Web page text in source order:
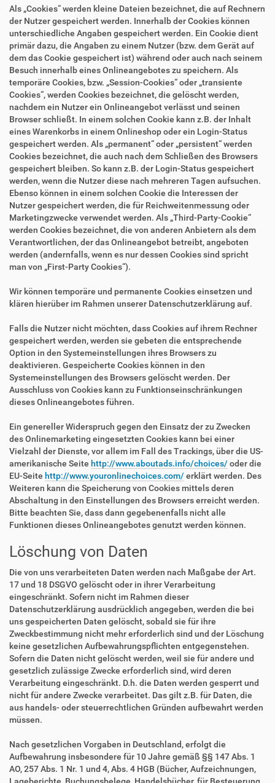
Als „Cookies“ werden kleine Dateien bezeichnet, die auf Rechnern
der Nutzer gespeichert werden. Innerhalb der Cookies können
unterschiedliche Angaben gespeichert werden. Ein Cookie dient
primär dazu, die Angaben zu einem Nutzer (bzw. dem Gerät auf
dem das Cookie gespeichert ist) während oder auch nach seinem
Besuch innerhalb eines Onlineangebotes zu speichern. Als
temporäre Cookies, bzw. „Session-Cookies“ oder „transiente
Cookies“, werden Cookies bezeichnet, die gelöscht werden,
nachdem ein Nutzer ein Onlineangebot verlässt und seinen
Browser schließt. In einem solchen Cookie kann z.B. der Inhalt
eines Warenkorbs in einem Onlineshop oder ein Login-Status
gespeichert werden. Als „permanent“ oder „persistent“ werden
Cookies bezeichnet, die auch nach dem Schließen des Browsers
gespeichert bleiben. So kann z.B. der Login-Status gespeichert
werden, wenn die Nutzer diese nach mehreren Tagen aufsuchen.
Ebenso können in einem solchen Cookie die Interessen der
Nutzer gespeichert werden, die für Reichweitenmessung oder
Marketingzwecke verwendet werden. Als „Third-Party-Cookie“
werden Cookies bezeichnet, die von anderen Anbietern als dem
Verantwortlichen, der das Onlineangebot betreibt, angeboten
werden (andernfalls, wenn es nur dessen Cookies sind spricht
man von „First-Party Cookies“).
Wir können temporäre und permanente Cookies einsetzen und
klären hierüber im Rahmen unserer Datenschutzerklärung auf.
Falls die Nutzer nicht möchten, dass Cookies auf ihrem Rechner
gespeichert werden, werden sie gebeten die entsprechende
Option in den Systemeinstellungen ihres Browsers zu
deaktivieren. Gespeicherte Cookies können in den
Systemeinstellungen des Browsers gelöscht werden. Der
Ausschluss von Cookies kann zu Funktionseinschränkungen
dieses Onlineangebotes führen.
Ein genereller Widerspruch gegen den Einsatz der zu Zwecken
des Onlinemarketing eingesetzten Cookies kann bei einer
Vielzahl der Dienste, vor allem im Fall des Trackings, über die US-
amerikanische Seite http://www.aboutads.info/choices/ oder die
EU-Seite http://www.youronlinechoices.com/ erklärt werden. Des
Weiteren kann die Speicherung von Cookies mittels deren
Abschaltung in den Einstellungen des Browsers erreicht werden.
Bitte beachten Sie, dass dann gegebenenfalls nicht alle
Funktionen dieses Onlineangebotes genutzt werden können.
Löschung von Daten
Die von uns verarbeiteten Daten werden nach Maßgabe der Art.
17 und 18 DSGVO gelöscht oder in ihrer Verarbeitung
eingeschränkt. Sofern nicht im Rahmen dieser
Datenschutzerklärung ausdrücklich angegeben, werden die bei
uns gespeicherten Daten gelöscht, sobald sie für ihre
Zweckbestimmung nicht mehr erforderlich sind und der Löschung
keine gesetzlichen Aufbewahrungspflichten entgegenstehen.
Sofern die Daten nicht gelöscht werden, weil sie für andere und
gesetzlich zulässige Zwecke erforderlich sind, wird deren
Verarbeitung eingeschränkt. D.h. die Daten werden gesperrt und
nicht für andere Zwecke verarbeitet. Das gilt z.B. für Daten, die
aus handels- oder steuerrechtlichen Gründen aufbewahrt werden
müssen.
Nach gesetzlichen Vorgaben in Deutschland, erfolgt die
Aufbewahrung insbesondere für 10 Jahre gemäß §§ 147 Abs. 1
AO, 257 Abs. 1 Nr. 1 und 4, Abs. 4 HGB (Bücher, Aufzeichnungen,